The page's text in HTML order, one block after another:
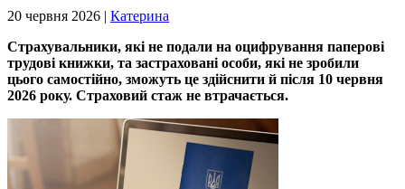
20 червня 2026 | Катерина
Страхувальники, які не подали на оцифрування паперові
трудові книжки, та застраховані особи, які не зробили
цього самостійно, зможуть це здійснити й після 10 червня
2026 року. Страховий стаж не втрачається.